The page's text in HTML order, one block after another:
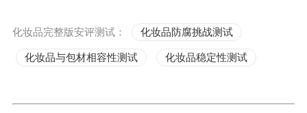
化妆品完整版安评测试： 化妆品防腐挑战测试
化妆品与包材相容性测试 化妆品稳定性测试